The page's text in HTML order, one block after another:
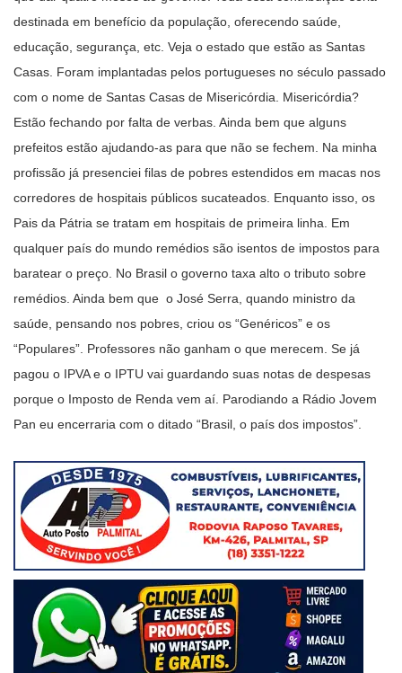
destinada em benefício da população, oferecendo saúde,
educação, segurança, etc. Veja o estado que estão as Santas
Casas. Foram implantadas pelos portugueses no século passado
com o nome de Santas Casas de Misericórdia. Misericórdia?
Estão fechando por falta de verbas. Ainda bem que alguns
prefeitos estão ajudando-as para que não se fechem. Na minha
profissão já presenciei filas de pobres estendidos em macas nos
corredores de hospitais públicos sucateados. Enquanto isso, os
Pais da Pátria se tratam em hospitais de primeira linha. Em
qualquer país do mundo remédios são isentos de impostos para
baratear o preço. No Brasil o governo taxa alto o tributo sobre
remédios. Ainda bem que o José Serra, quando ministro da
saúde, pensando nos pobres, criou os “Genéricos” e os
“Populares”. Professores não ganham o que merecem. Se já
pagou o IPVA e o IPTU vai guardando suas notas de despesas
porque o Imposto de Renda vem aí. Parodiando a Rádio Jovem
Pan eu encerraria com o ditado “Brasil, o país dos impostos”.